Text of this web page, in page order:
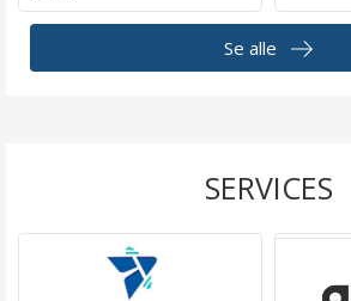
Se alle
SERVICES